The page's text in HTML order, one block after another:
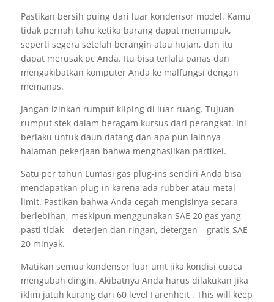
Pastikan bersih puing dari luar kondensor model. Kamu
tidak pernah tahu ketika barang dapat menumpuk,
seperti segera setelah berangin atau hujan, dan itu
dapat merusak pc Anda. Itu bisa terlalu panas dan
mengakibatkan komputer Anda ke malfungsi dengan
memanas.
Jangan izinkan rumput kliping di luar ruang. Tujuan
rumput stek dalam beragam kursus dari perangkat. Ini
berlaku untuk daun datang dan apa pun lainnya
halaman pekerjaan bahwa menghasilkan partikel.
Satu per tahun Lumasi gas plug-ins sendiri Anda bisa
mendapatkan plug-in karena ada rubber atau metal
limit. Pastikan bahwa Anda cegah mengisinya secara
berlebihan, meskipun menggunakan SAE 20 gas yang
pasti tidak – deterjen dan ringan, detergen – gratis SAE
20 minyak.
Matikan semua kondensor luar unit jika kondisi cuaca
mengubah dingin. Akibatnya Anda harus dilakukan jika
iklim jatuh kurang dari 60 level Farenheit . This will keep